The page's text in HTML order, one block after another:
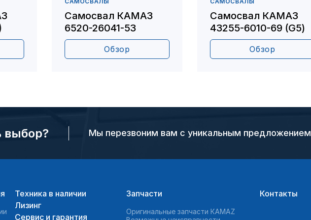
Самосвал КАМАЗ
6520-26041-53
Обзор
Самосвал КАМАЗ
43255-6010-69 (G5)
Обзор
выбор? Мы перезвоним вам с уникальным предложением
Техника в наличии
Лизинг
Сервис и гарантия
Запчасти
Оригинальные запчасти КAMAZ
Контакты